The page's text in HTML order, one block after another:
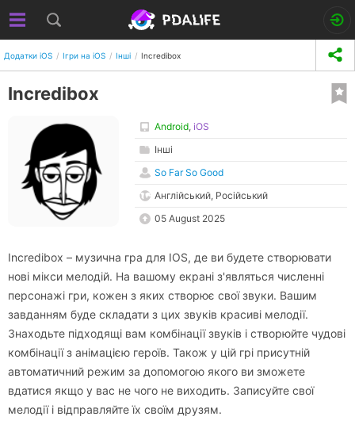
Додатки iOS Ігри на iOS Інші Incredibox
Incredibox
Android, iOS
Інші
So Far So Good
Англійський, Російський
05 August 2025
Incredibox – музична гра для IOS, де ви будете створювати
нові мікси мелодій. На вашому екрані з'являться численні
персонажі гри, кожен з яких створює свої звуки. Вашим
завданням буде складати з цих звуків красиві мелодії.
Знаходьте підходящі вам комбінації звуків і створюйте чудові
комбінації з анімацією героїв. Також у цій грі присутній
автоматичний режим за допомогою якого ви зможете
вдатися якщо у вас не чого не виходить. Записуйте свої
мелодії і відправляйте їх своїм друзям.